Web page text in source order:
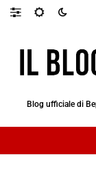
Blog ufficiale di